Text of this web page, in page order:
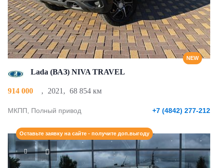
NEW
Lada (ВАЗ) NIVA TRAVEL
914 000 , 2021 , 68 854 км
МКПП, Полный привод +7 (4842) 277-212
Оставьте заявку на сайте - получите доп.выгоду